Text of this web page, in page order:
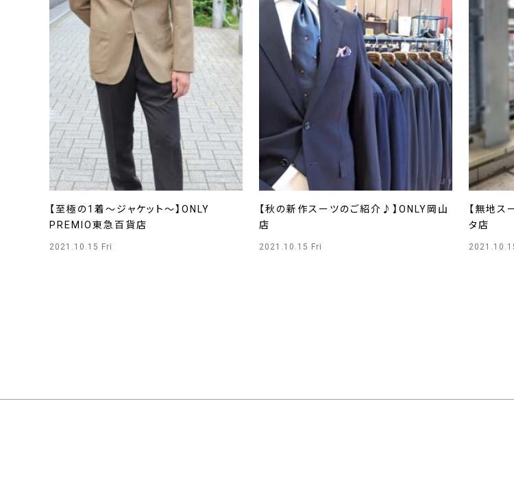
【至極の1着〜ジャケット〜】ONLY
PREMIO東急百貨店
2021.10.15 Fri
【秋の新作スーツのご紹介♪】ONLY岡山
店
2021.10.15 Fri
【無地ス
タ店